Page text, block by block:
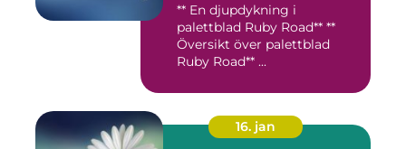
** En djupdykning i
palettblad Ruby Road** **
Översikt över palettblad
Ruby Road** ...
16. jan